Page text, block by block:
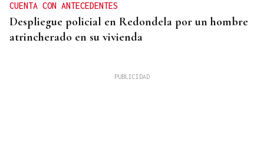
CUENTA CON ANTECEDENTES
Despliegue policial en Redondela por un hombre
atrincherado en su vivienda